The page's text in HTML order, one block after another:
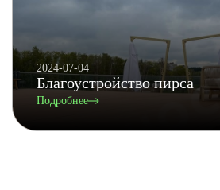
2024-07-04
Благоустройство пирса
Подробнее